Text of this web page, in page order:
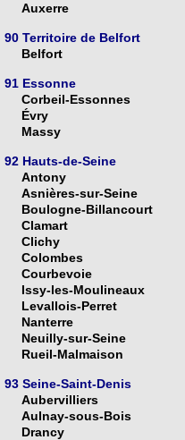
Auxerre
90 Territoire de Belfort
Belfort
91 Essonne
Corbeil-Essonnes
Évry
Massy
92 Hauts-de-Seine
Antony
Asnières-sur-Seine
Boulogne-Billancourt
Clamart
Clichy
Colombes
Courbevoie
Issy-les-Moulineaux
Levallois-Perret
Nanterre
Neuilly-sur-Seine
Rueil-Malmaison
93 Seine-Saint-Denis
Aubervilliers
Aulnay-sous-Bois
Drancy